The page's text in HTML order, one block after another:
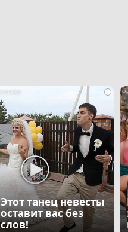
i
Этот танец невесты
оставит вас без
слов!